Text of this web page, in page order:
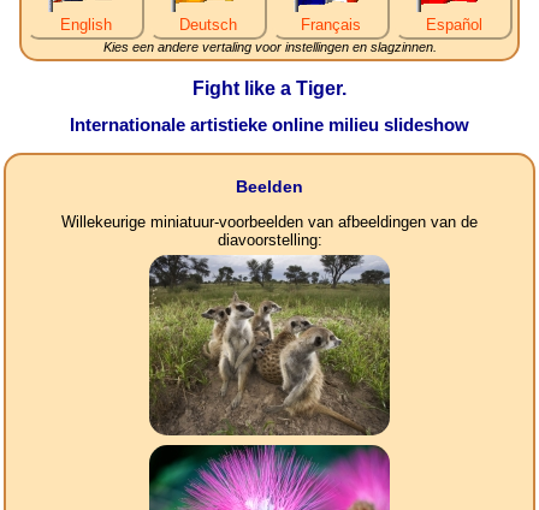
English Deutsch Français Español
Kies een andere vertaling voor instellingen en slagzinnen.
Fight like a Tiger.
Internationale artistieke online milieu slideshow
Beelden
Willekeurige miniatuur-voorbeelden van afbeeldingen van de
diavoorstelling: